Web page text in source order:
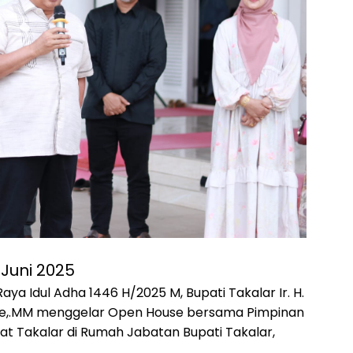
2025
Idul Adha 1446 H/2025 M, Bupati Takalar Ir. H.
menggelar Open House bersama Pimpinan
Takalar di Rumah Jabatan Bupati Takalar,